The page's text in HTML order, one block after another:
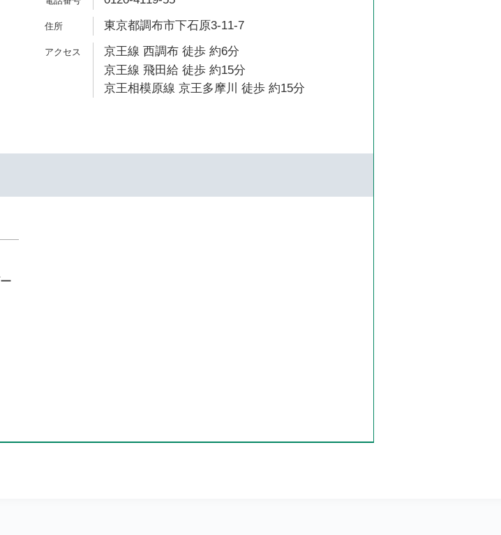
東京都調布市下石原3-11-7
京王線 西調布 徒歩 約6分
京王線 飛田給 徒歩 約15分
京王相模原線 京王多摩川 徒歩 約15分